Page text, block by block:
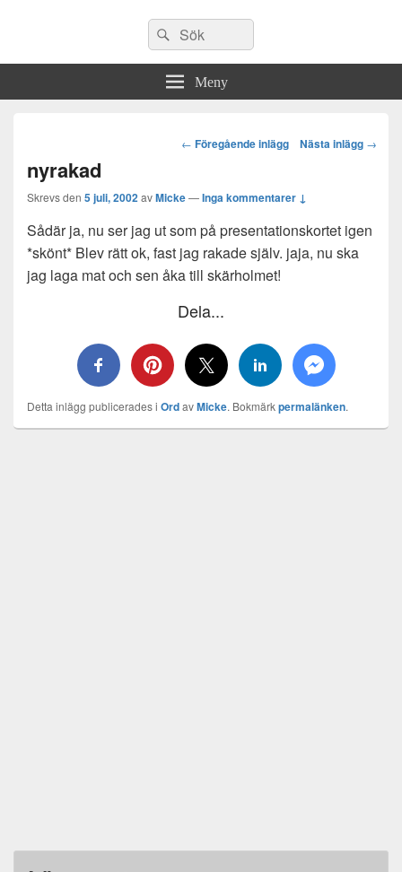
Sök
efter:
Sök
Meny
Post
← Föregående inlägg Nästa inlägg →
nyrakad
Skrevs den 5 juli, 2002avMicke—Inga kommentarer ↓
Sådär ja, nu ser jag ut som på presentationskortet igen
*skönt* Blev rätt ok, fast jag rakade själv. jaja, nu ska
jag laga mat och sen åka till skärholmet!
Dela...
Detta inlägg publicerades i OrdavMicke. Bokmärkpermalänken.